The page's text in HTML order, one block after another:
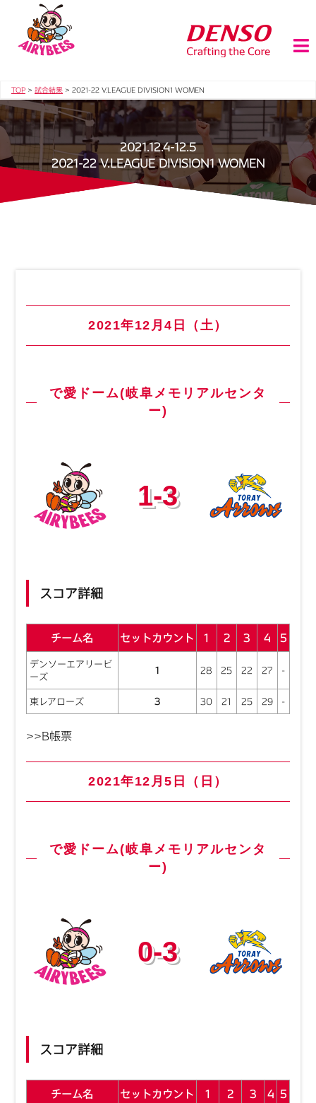
TOP > 試合結果 > 2021-22 V.LEAGUE DIVISION1 WOMEN
2021.12.4-12.5
2021-22 V.LEAGUE DIVISION1 WOMEN
2021年12月4日（土）
で愛ドーム(岐阜メモリアルセンタ
ー)
1-3
スコア詳細
チーム名 セットカウント 1 2 3 4 5
デンソーエアリービ
ーズ
1 28 25 22 27 -
東レアローズ 3 30 21 25 29 -
>>B帳票
2021年12月5日（日）
で愛ドーム(岐阜メモリアルセンタ
ー)
0-3
スコア詳細
チーム名 セットカウント 1 2 3 4 5